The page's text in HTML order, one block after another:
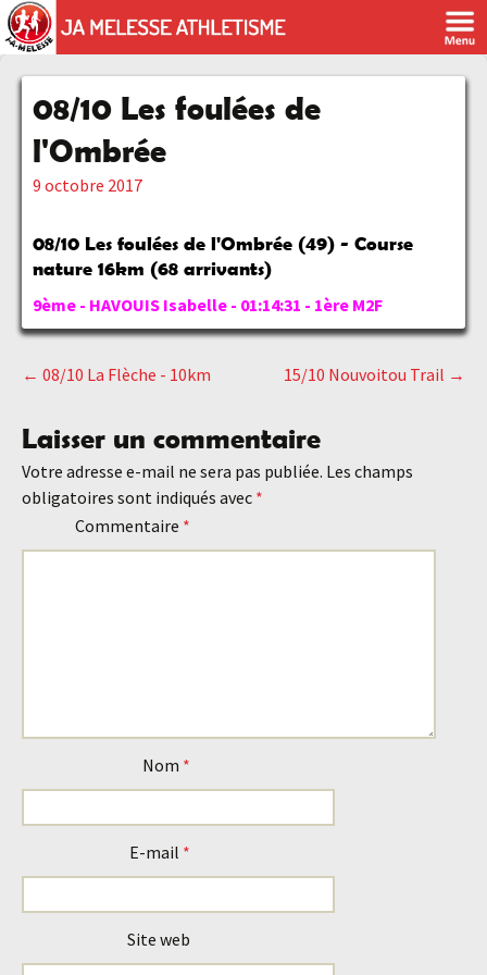
08/10 Les foulées de
l'Ombrée
9 octobre 2017
08/10 Les foulées de l'Ombrée (49) - Course
nature 16km (68 arrivants)
9ème - HAVOUIS Isabelle - 01:14:31 - 1ère M2F
Navigation
des
articles
← 08/10 La Flèche - 10km 15/10 Nouvoitou Trail →
Laisser un commentaire
Votre adresse e-mail ne sera pas publiée. Les champs
obligatoires sont indiqués avec *
Commentaire *
Nom *
E-mail *
Site web